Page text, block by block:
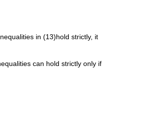
in (13)hold strictly, it
can hold strictly only if